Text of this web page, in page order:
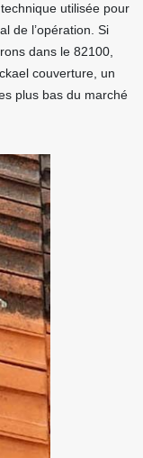
utilisée pour
de l’opération. Si
dans le 82100,
couverture, un
plus bas du marché